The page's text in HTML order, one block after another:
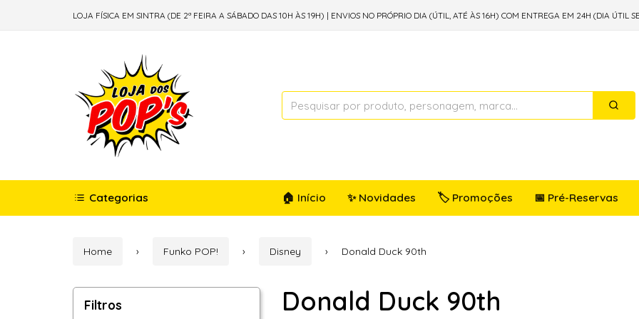
LOJA FÍSICA EM SINTRA (DE 2ª FEIRA A SÁBADO DAS 10H ÀS 19H) | ENVIOS NO PRÓPRIO DIA (ÚTIL, ATÉ ÀS 16H) COM ENTREGA EM 24H (DIA ÚTIL
🏠 Início ✨ Novidades 🏷️ Promoções 📅 Pré-Reservas
Categorias
Home Funko POP! Disney Donald Duck 90th
Filtros
Filtros Donald Duck 90th